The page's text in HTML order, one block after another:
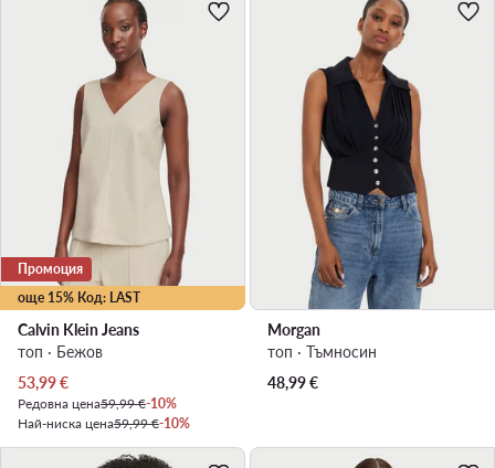
още 15% Код: LAST
Промоция
Calvin Klein Jeans
топ · Бежов
Актуална цена
53,99€
Редовна цена59,99 €-10%
Най-ниска цена59,99 €-10%
Morgan
топ · Тъмносин
48,99€